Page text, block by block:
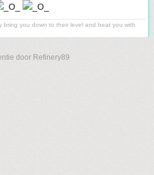
bring you down to their level and beat you with
door Refinery89